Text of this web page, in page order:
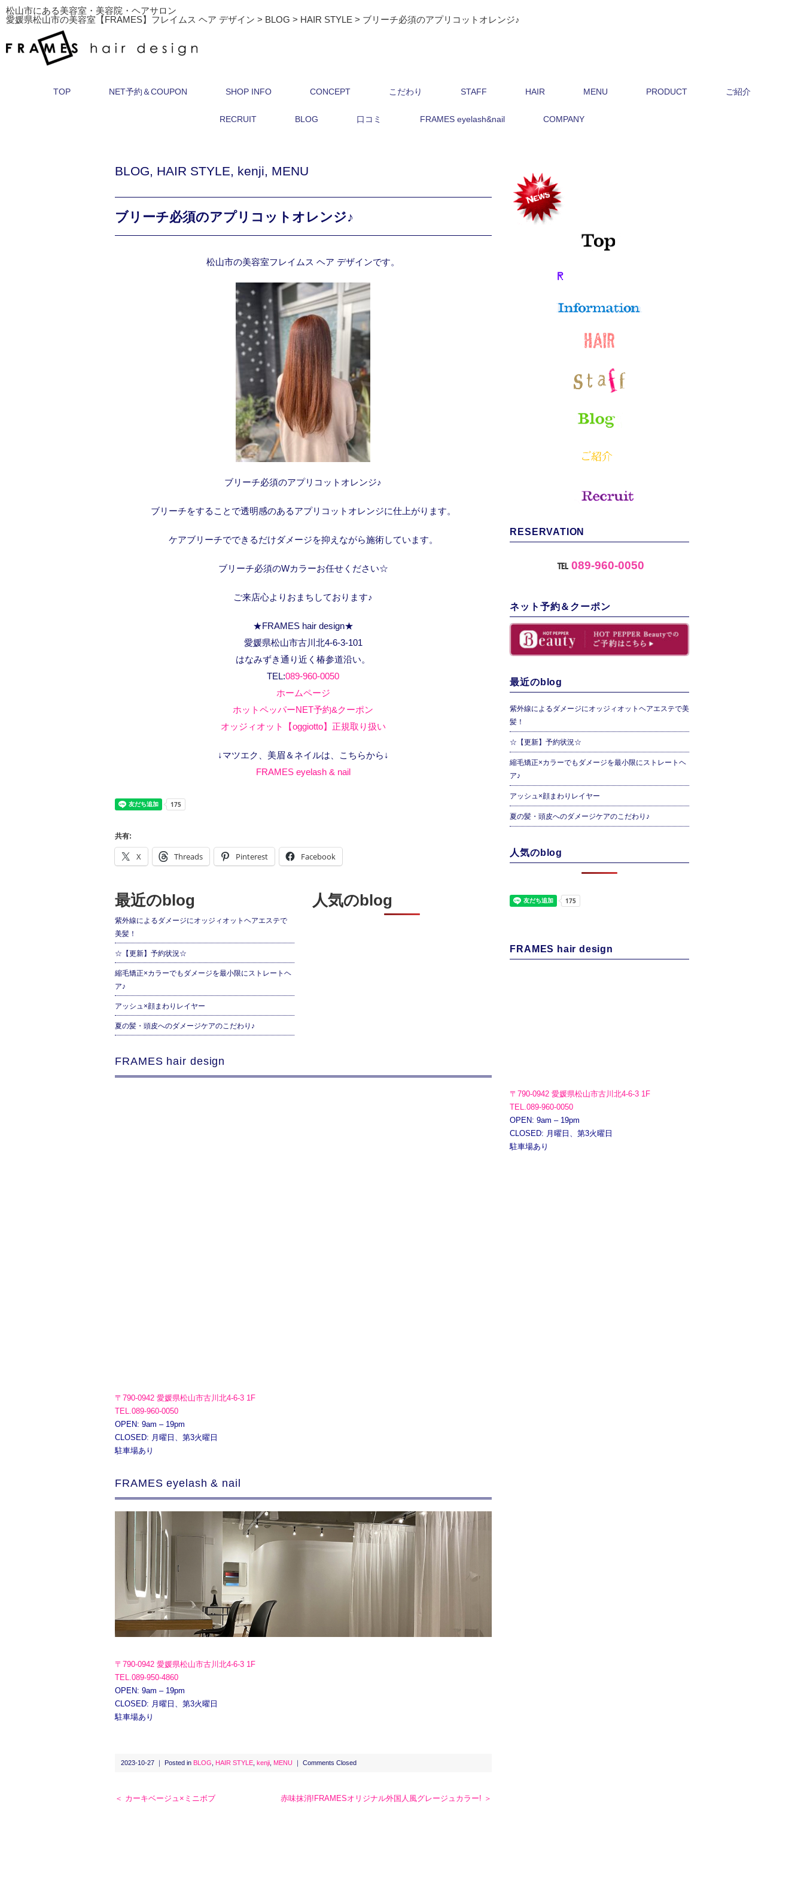
松山市にある美容室・美容院・ヘアサロン
愛媛県松山市の美容室【FRAMES】フレイムス ヘア デザイン > BLOG > HAIR STYLE > ブリーチ必須のアプリコットオレンジ♪
TOP NET予約＆COUPON SHOP INFO CONCEPT こだわり STAFF HAIR MENU PRODUCT ご紹介
RECRUIT BLOG 口コミ FRAMES eyelash&nail COMPANY
BLOG, HAIR STYLE, kenji, MENU
ブリーチ必須のアプリコットオレンジ♪
松山市の美容室フレイムス ヘア デザインです。
ブリーチ必須のアプリコットオレンジ♪
ブリーチをすることで透明感のあるアプリコットオレンジに仕上がります。
ケアブリーチでできるだけダメージを抑えながら施術しています。
ブリーチ必須のWカラーお任せください☆
ご来店心よりおまちしております♪
★FRAMES hair design★
愛媛県松山市古川北4-6-3-101
はなみずき通り近く椿参道沿い。
TEL:089-960-0050
ホームページ
ホットペッパーNET予約&クーポン
オッジィオット【oggiotto】正規取り扱い
↓マツエク、美眉＆ネイルは、こちらから↓
FRAMES eyelash & nail
共有:
X Threads Pinterest Facebook
最近のblog
紫外線によるダメージにオッジィオットヘアエステで
美髪！
☆【更新】予約状況☆
縮毛矯正×カラーでもダメージを最小限にストレートヘ
ア♪
アッシュ×顔まわりレイヤー
夏の髪・頭皮へのダメージケアのこだわり♪
人気のblog
FRAMES hair design
〒790-0942 愛媛県松山市古川北4-6-3 1F
TEL.089-960-0050
OPEN: 9am – 19pm
CLOSED: 月曜日、第3火曜日
駐車場あり
FRAMES eyelash & nail
〒790-0942 愛媛県松山市古川北4-6-3 1F
TEL.089-950-4860
OPEN: 9am – 19pm
CLOSED: 月曜日、第3火曜日
駐車場あり
2023-10-27 ｜ Posted in BLOG HAIR STYLE kenji MENU ｜ Comments Closed
＜ カーキベージュ×ミニボブ 赤味抹消!FRAMESオリジナル外国人風グレージュカラー! ＞
RESERVATION
℡089-960-0050
ネット予約＆クーポン
最近のblog
紫外線によるダメージにオッジィオットヘアエステで美
髪！
☆【更新】予約状況☆
縮毛矯正×カラーでもダメージを最小限にストレートヘ
ア♪
アッシュ×顔まわりレイヤー
夏の髪・頭皮へのダメージケアのこだわり♪
人気のblog
FRAMES hair design
〒790-0942 愛媛県松山市古川北4-6-3 1F
TEL.089-960-0050
OPEN: 9am – 19pm
CLOSED: 月曜日、第3火曜日
駐車場あり